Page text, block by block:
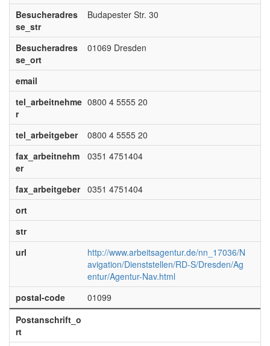
Besucheradres
se_str
Budapester Str. 30
Besucheradres
se_ort
01069 Dresden
email
tel_arbeitnehme
r
0800 4 5555 20
tel_arbeitgeber
0800 4 5555 20
fax_arbeitnehm
er
0351 4751404
fax_arbeitgeber
0351 4751404
ort
str
url
http://www.arbeitsagentur.de/nn_17036/N
avigation/Dienststellen/RD-S/Dresden/Ag
entur/Agentur-Nav.html
postal-code
01099
Postanschrift_o
rt